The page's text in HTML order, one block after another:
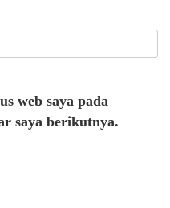
web saya pada
saya berikutnya.